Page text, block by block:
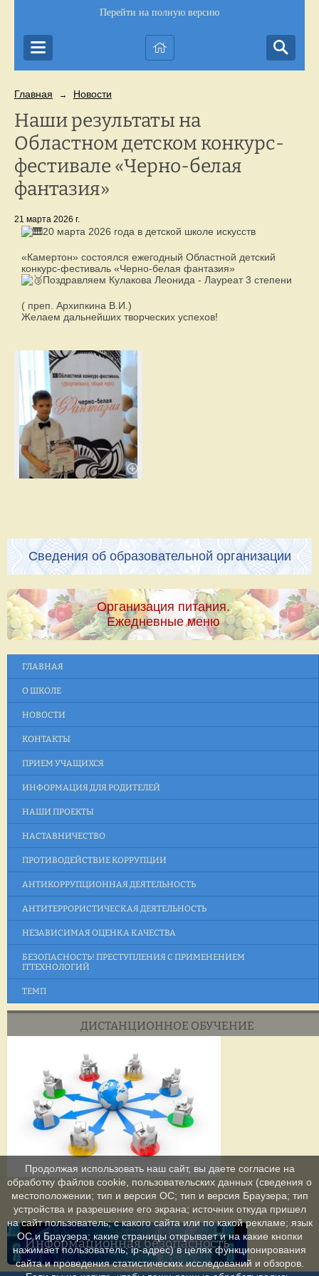
Перейти на полную версию
Главная → Новости
Наши результаты на
Областном детском конкурс-
фестивале «Черно-белая
фантазия»
21 марта 2026 г.
20 марта 2026 года в детской школе искусств
«Камертон» состоялся ежегодный Областной детский
конкурс-фестиваль «Черно-белая фантазия»
Поздравляем Кулакова Леонида - Лауреат 3 степени
( преп. Архипкина В.И.)
Желаем дальнейших творческих успехов!
Сведения об образовательной организации
Организация питания.
Ежедневные меню
ГЛАВНАЯ
О ШКОЛЕ
НОВОСТИ
КОНТАКТЫ
ПРИЕМ УЧАЩИХСЯ
ИНФОРМАЦИЯ ДЛЯ РОДИТЕЛЕЙ
НАШИ ПРОЕКТЫ
НАСТАВНИЧЕСТВО
ПРОТИВОДЕЙСТВИЕ КОРРУПЦИИ
АНТИКОРРУПЦИОННАЯ ДЕЯТЕЛЬНОСТЬ
АНТИТЕРРОРИСТИЧЕСКАЯ ДЕЯТЕЛЬНОСТЬ
НЕЗАВИСИМАЯ ОЦЕНКА КАЧЕСТВА
БЕЗОПАСНОСТЬ! ПРЕСТУПЛЕНИЯ С ПРИМЕНЕНИЕМ
ITТЕХНОЛОГИЙ
ТЕМП
ДИСТАНЦИОННОЕ ОБУЧЕНИЕ
Информационная безопасность
Продолжая использовать наш сайт, вы даете согласие на
обработку файлов cookie, пользовательских данных (сведения о
местоположении; тип и версия ОС; тип и версия Браузера; тип
устройства и разрешение его экрана; источник откуда пришел
на сайт пользователь; с какого сайта или по какой рекламе; язык
ОС и Браузера; какие страницы открывает и на какие кнопки
нажимает пользователь; ip-адрес) в целях функционирования
сайта и проведения статистических исследований и обзоров.